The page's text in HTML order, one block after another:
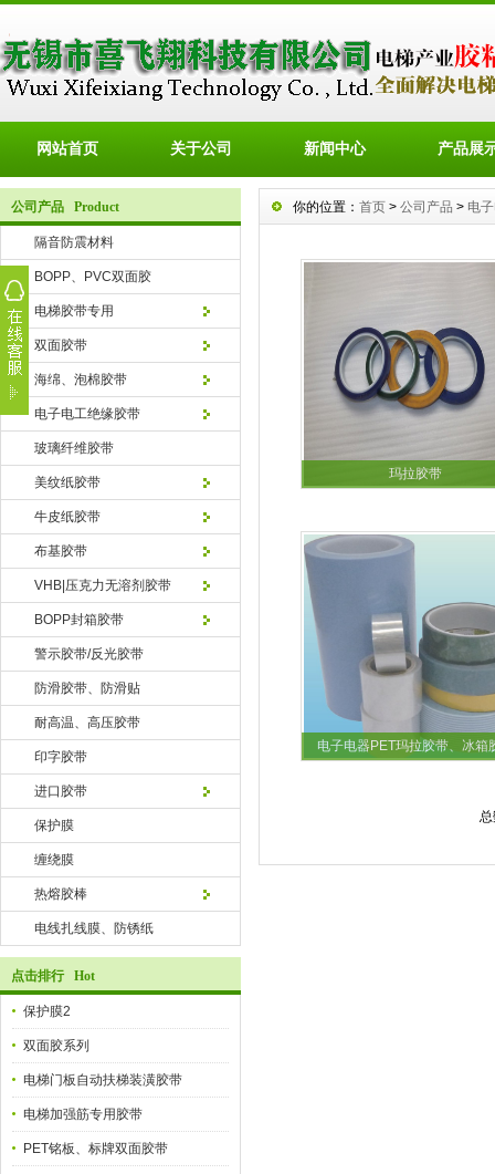
网站首页 关于公司 新闻中心 产品展
公司产品 Product
隔音防震材料
BOPP、PVC双面胶
电梯胶带专用
双面胶带
海绵、泡棉胶带
电子电工绝缘胶带
玻璃纤维胶带
美纹纸胶带
牛皮纸胶带
布基胶带
VHB|压克力无溶剂胶带
BOPP封箱胶带
警示胶带/反光胶带
防滑胶带、防滑贴
耐高温、高压胶带
印字胶带
进口胶带
保护膜
缠绕膜
热熔胶棒
电线扎线膜、防锈纸
点击排行 Hot
保护膜2
双面胶系列
电梯门板自动扶梯装潢胶带
电梯加强筋专用胶带
PET铭板、标牌双面胶带
你的位置： 首页 > 公司产品 > 电
玛拉胶带
电子电器PET玛拉胶带、冰箱